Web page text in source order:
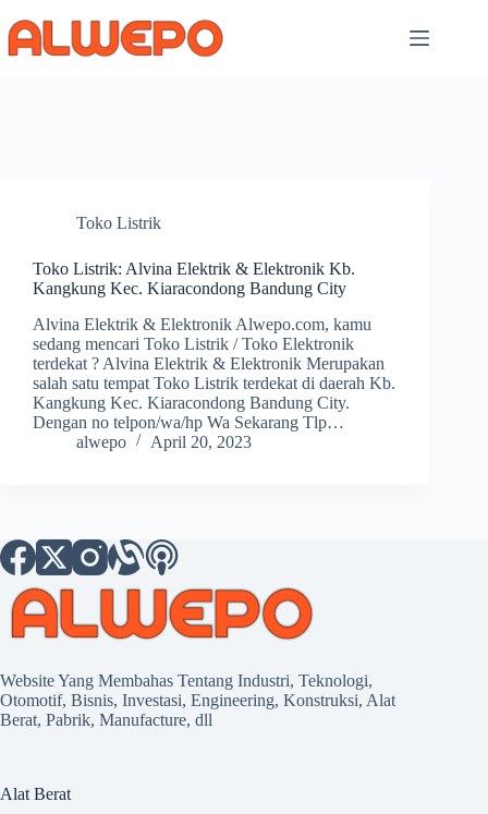
to
content
Toko Listrik
Toko Listrik: Alvina Elektrik & Elektronik Kb.
Kangkung Kec. Kiaracondong Bandung City
Alvina Elektrik & Elektronik Alwepo.com, kamu
sedang mencari Toko Listrik / Toko Elektronik
terdekat ? Alvina Elektrik & Elektronik Merupakan
salah satu tempat Toko Listrik terdekat di daerah Kb.
Kangkung Kec. Kiaracondong Bandung City.
Dengan no telpon/wa/hp Wa Sekarang Tlp…
alwepo
April 20, 2023
Website Yang Membahas Tentang Industri, Teknologi,
Otomotif, Bisnis, Investasi, Engineering, Konstruksi, Alat
Berat, Pabrik, Manufacture, dll
Alat Berat